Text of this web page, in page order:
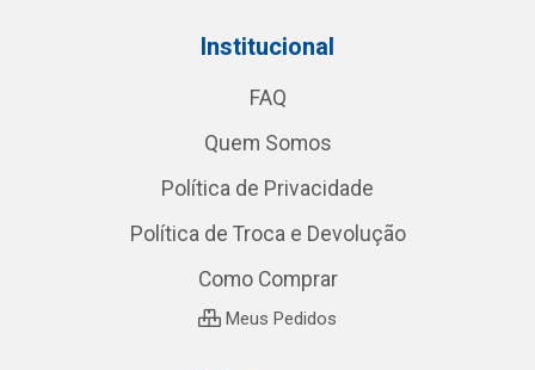
Institucional
FAQ
Quem Somos
Política de Privacidade
Política de Troca e Devolução
Como Comprar
Meus Pedidos